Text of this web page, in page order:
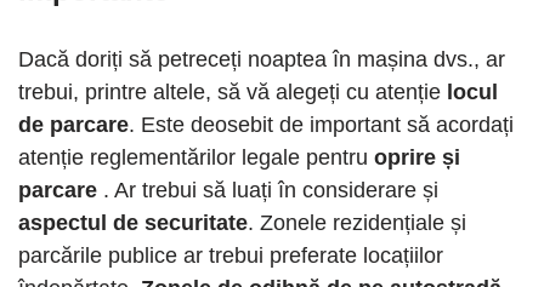
Dacă doriți să petreceți noaptea în mașina dvs., ar
trebui, printre altele, să vă alegeți cu atenție locul
de parcare. Este deosebit de important să acordați
atenție reglementărilor legale pentru oprire și
parcare . Ar trebui să luați în considerare și
aspectul de securitate. Zonele rezidențiale și
parcările publice ar trebui preferate locațiilor